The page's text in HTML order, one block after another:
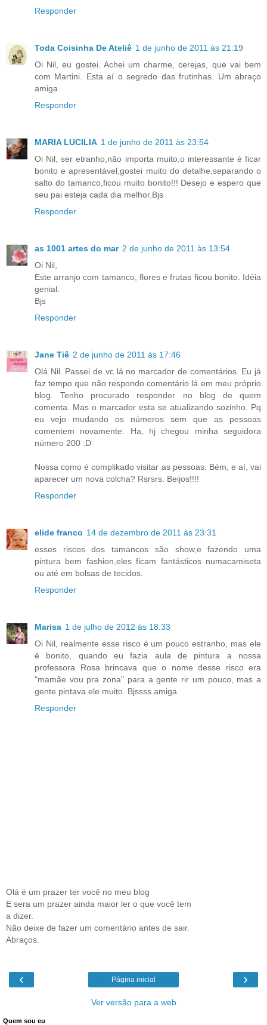
Responder
Toda Coisinha De Ateliê 1 de junho de 2011 às 21:19
Oi Nil, eu gostei. Achei um charme, cerejas, que vai bem
com Martini. Esta aí o segredo das frutinhas. Um abraço
amiga
Responder
MARIA LUCILIA 1 de junho de 2011 às 23:54
Oi Nil, ser etranho,não importa muito,o interessante é ficar
bonito e apresentável,gostei muito do detalhe,separando o
salto do tamanco,ficou muito bonito!!! Desejo e espero que
seu pai esteja cada dia melhor.Bjs
Responder
as 1001 artes do mar 2 de junho de 2011 às 13:54
Oi Nil,
Este arranjo com tamanco, flores e frutas ficou bonito. Idéia
genial.
Bjs
Responder
Jane Tiê 2 de junho de 2011 às 17:46
Olá Nil. Passei de vc lá no marcador de comentários. Eu já
faz tempo que não respondo comentário lá em meu próprio
blog. Tenho procurado responder no blog de quem
comenta. Mas o marcador esta se atualizando sozinho. Pq
eu vejo mudando os números sem que as pessoas
comentem novamente. Ha, hj chegou minha seguidora
número 200 :D
Nossa como é complikado visitar as pessoas. Bém, e aí, vai
aparecer um nova colcha? Rsrsrs. Beijos!!!!
Responder
elide franco 14 de dezembro de 2011 às 23:31
esses riscos dos tamancos são show,e fazendo uma
pintura bem fashion,eles ficam fantásticos numacamiseta
ou até em bolsas de tecidos.
Responder
Marisa 1 de julho de 2012 às 18:33
Oi Nil, realmente esse risco é um pouco estranho, mas ele
é bonito, quando eu fazia aula de pintura a nossa
professora Rosa brincava que o nome desse risco era
"mamãe vou pra zona" para a gente rir um pouco, mas a
gente pintava ele muito. Bjssss amiga
Responder
Olá é um prazer ter você no meu blog
E sera um prazer ainda maior ler o que você tem
a dizer.
Não deixe de fazer um comentário antes de sair.
Abraços.
‹ ›
Página inicial
Ver versão para a web
Quem sou eu